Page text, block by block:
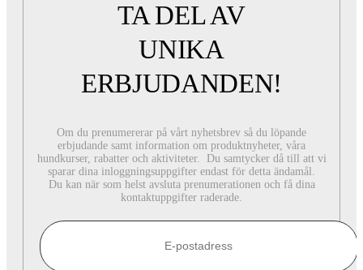
TA DEL AV
UNIKA
ERBJUDANDEN!
Om du prenumererar på vårt nyhetsbrev så du löpande
erbjudande samt information om produktnyheter, våra
hundkurser, rabatter och aktiviteter. Du samtycker då till att vi
sparar dina inloggningsuppgifter endast för detta ändamål.
Du kan när som helst avsluta prenumerationen och få dina
kontaktuppgifter raderade.